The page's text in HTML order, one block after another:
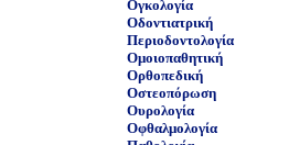
Ογκολογία
Οδοντιατρική
Περιοδοντολογία
Ομοιοπαθητική
Ορθοπεδική
Οστεοπόρωση
Ουρολογία
Οφθαλμολογία